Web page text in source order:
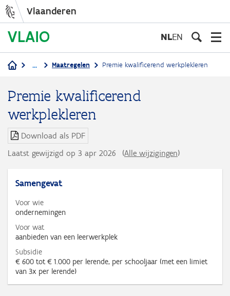
Vlaanderen
NLEN
... Maatregelen Premie kwalificerend werkplekleren
Premie kwalificerend
werkplekleren
Download als PDF
Laatst gewijzigd op 3 apr 2026
(Alle wijzigingen)
Samengevat
Voor wie
ondernemingen
Voor wat
aanbieden van een leerwerkplek
Subsidie
€ 600 tot € 1.000 per lerende, per schooljaar (met een limiet
van 3x per lerende)